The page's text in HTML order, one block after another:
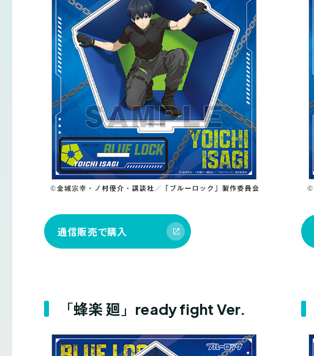
通信販売で購入
「蜂楽 廻」ready fight Ver.